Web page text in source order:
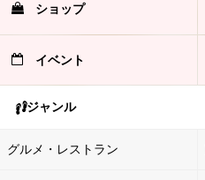
ショップ
イベント
ジャンル
グルメ・レストラン